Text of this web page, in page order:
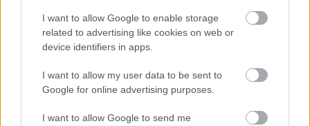
I want to allow Google to enable storage
related to advertising like cookies on web or
device identifiers in apps.
I want to allow my user data to be sent to
Google for online advertising purposes.
I want to allow Google to send me